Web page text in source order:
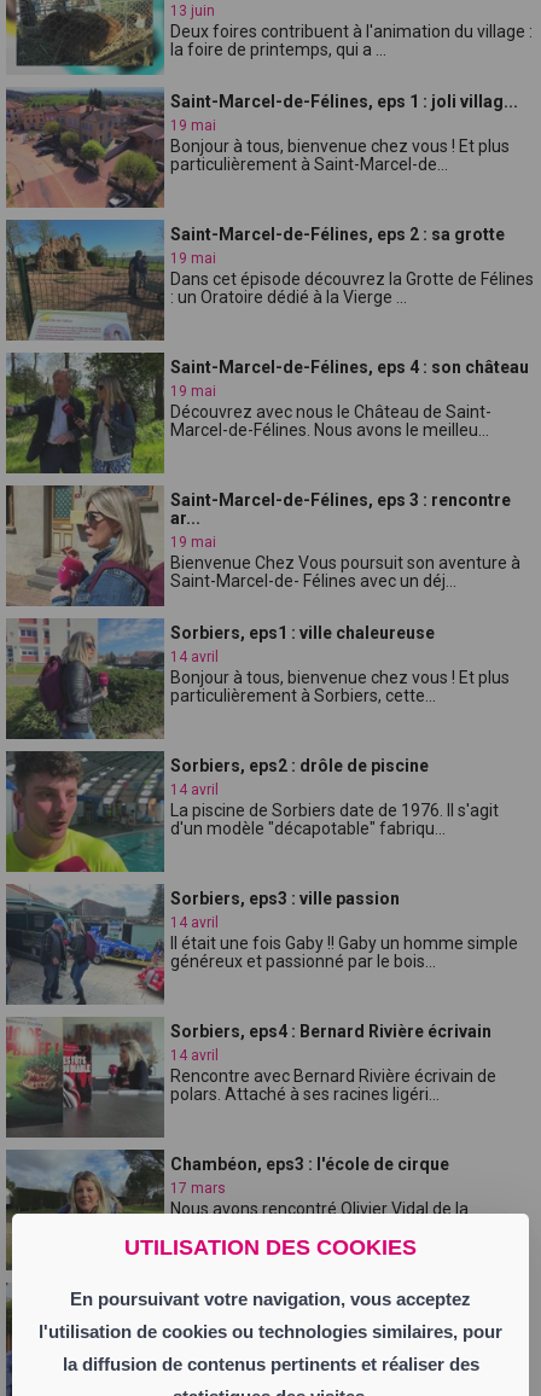
UTILISATION DES COOKIES
En poursuivant votre navigation, vous acceptez
l'utilisation de cookies ou technologies similaires, pour
la diffusion de contenus pertinents et réaliser des
13 juin
Deux foires contribuent à l'animation du village :
la foire de printemps, qui a ...
Saint-Marcel-de-Félines, eps 1 : joli villag...
19 mai
Bonjour à tous, bienvenue chez vous ! Et plus
particulièrement à Saint-Marcel-de...
Saint-Marcel-de-Félines, eps 2 : sa grotte
19 mai
Dans cet épisode découvrez la Grotte de Félines
: un Oratoire dédié à la Vierge ...
Saint-Marcel-de-Félines, eps 4 : son château
19 mai
Découvrez avec nous le Château de Saint-
Marcel-de-Félines. Nous avons le meilleu...
Saint-Marcel-de-Félines, eps 3 : rencontre
ar...
19 mai
Bienvenue Chez Vous poursuit son aventure à
Saint-Marcel-de- Félines avec un déj...
Sorbiers, eps1 : ville chaleureuse
14 avril
Bonjour à tous, bienvenue chez vous ! Et plus
particulièrement à Sorbiers, cette...
Sorbiers, eps2 : drôle de piscine
14 avril
La piscine de Sorbiers date de 1976. Il s'agit
d'un modèle "décapotable" fabriqu...
Sorbiers, eps3 : ville passion
14 avril
Il était une fois Gaby !! Gaby un homme simple
généreux et passionné par le bois...
Sorbiers, eps4 : Bernard Rivière écrivain
14 avril
Rencontre avec Bernard Rivière écrivain de
polars. Attaché à ses racines ligéri...
Chambéon, eps3 : l'école de cirque
17 mars
Nous avons rencontré Olivier Vidal de la
Chambéon, eps 4 : la Loire vu du ciel
C'est en beauté que nous terminons l'aventure
à Chambéon avec un tour dans les a...